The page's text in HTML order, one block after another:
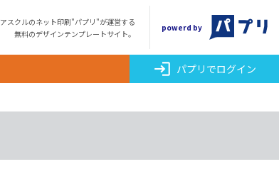
アスクルのネット印刷"パプリ"が運営する
無料のデザインテンプレートサイト。
powerd by
login パプリでログイン